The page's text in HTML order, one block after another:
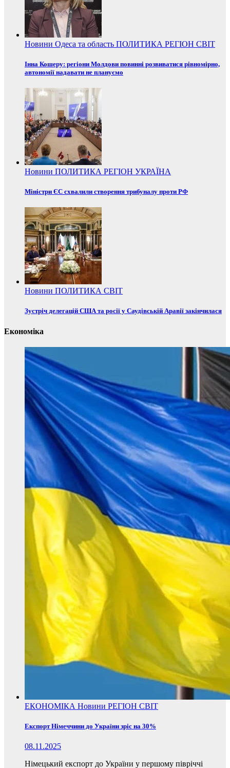
Новини Одеса та область ПОЛИТИКА РЕГІОН СВІТ
Інна Кошеру: регіони Молдови повинні розвиватися рівномірно,
автономії надавати не плануємо
Новини ПОЛИТИКА РЕГІОН УКРАЇНА
Міністри ЄС схвалили створення трибуналу проти РФ
Новини ПОЛИТИКА СВІТ
Зустріч делегацій США та росії у Саудівській Аравії закінчилася
Економіка
ЕКОНОМІКА Новини РЕГІОН СВІТ
Експорт Німеччини до України зріс на 30%
08.11.2025
Німецький експорт до України у першому півріччі